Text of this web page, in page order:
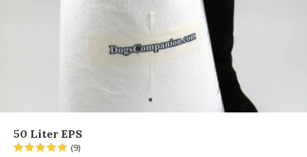
50 Liter EPS
(9)